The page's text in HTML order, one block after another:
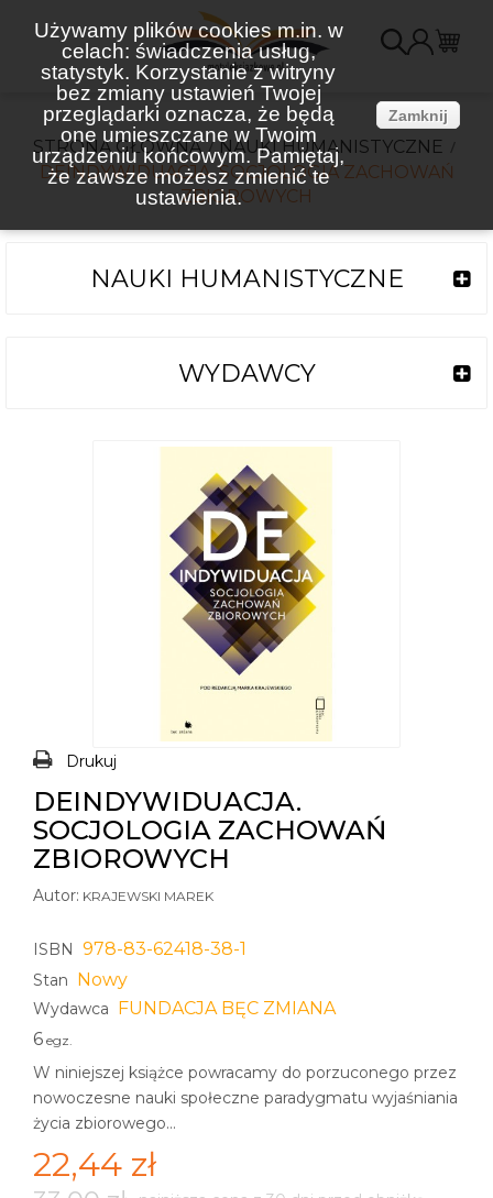
Używamy plików cookies m.in. w
celach: świadczenia usług,
statystyk. Korzystanie z witryny
bez zmiany ustawień Twojej
przeglądarki oznacza, że będą
one umieszczane w Twoim
urządzeniu końcowym. Pamiętaj,
że zawsze możesz zmienić te
ustawienia.
Zamknij
STRONA GŁÓWNA
NAUKI HUMANISTYCZNE
DEINDYWIDUACJA. SOCJOLOGIA ZACHOWAŃ
ZBIOROWYCH
NAUKI HUMANISTYCZNE
WYDAWCY
Drukuj
DEINDYWIDUACJA.
SOCJOLOGIA ZACHOWAŃ
ZBIOROWYCH
Autor: KRAJEWSKI MAREK
ISBN 978-83-62418-38-1
Stan Nowy
Wydawca FUNDACJA BĘC ZMIANA
6 egz.
W niniejszej książce powracamy do porzuconego przez
nowoczesne nauki społeczne paradygmatu wyjaśniania
życia zbiorowego...
22,44 zł